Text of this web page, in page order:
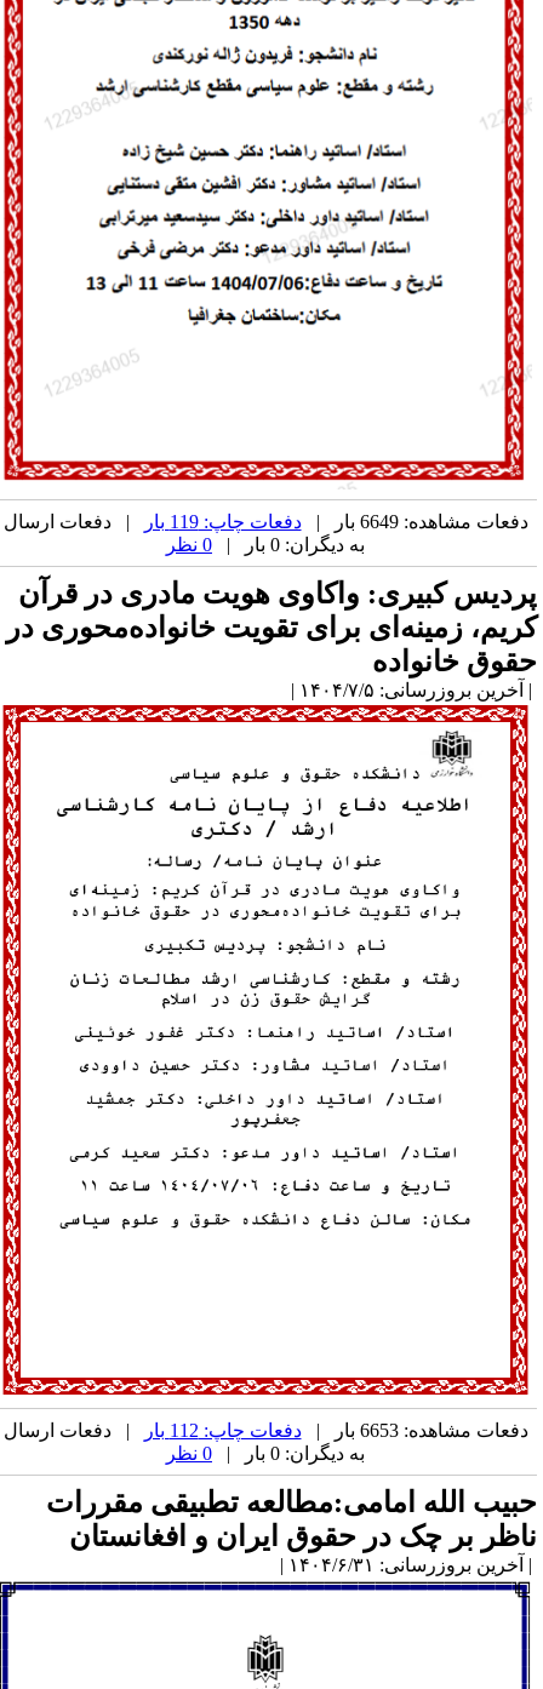
دفعات مشاهده: 6649 بار | دفعات چاپ: 119 بار
| دفعات ارسال
به دیگران: 0 بار |
کبیری: واکاوی هویت مادری در قرآن
زمینه‌ای برای تقویت خانواده‌محوری در
خانواده
بروزرسانی: ۱۴۰۴/۷/۵ |
دفعات مشاهده: 6653 بار | دفعات چاپ: 112 بار
| دفعات ارسال
به دیگران: 0 بار |
الله امامی:مطالعه تطبیقی مقررات
بر چک در حقوق ایران و افغانستان
بروزرسانی: ۱۴۰۴/۶/۳۱ |